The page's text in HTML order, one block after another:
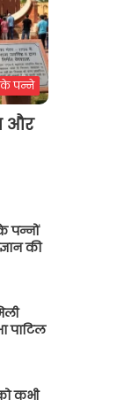
के पन्ने
और
पन्नों
की
पाटिल
कभी